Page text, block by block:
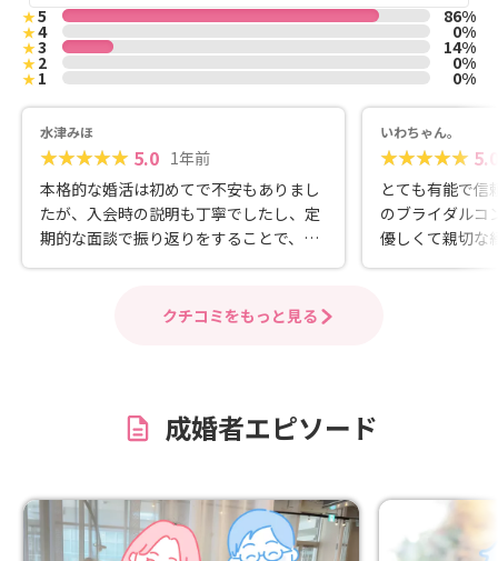
★5 86%
★4 0%
★3 14%
★2 0%
★1 0%
水津みほ
5.0 1年前
本格的な婚活は初めてで不安もありまし
たが、入会時の説明も丁寧でしたし、定
期的な面談で振り返りをすることで、自
信を持って最後まで活動をすることがで
軽に相談ができたことが心強かったで
いわちゃん。
5.0
とても有能で信
のブライダルコ
優しくて親切な
人と巡り逢わせ
クチコミをもっと見る
成婚者エピソード